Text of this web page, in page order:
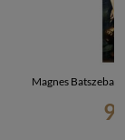
Magnes Batszeba